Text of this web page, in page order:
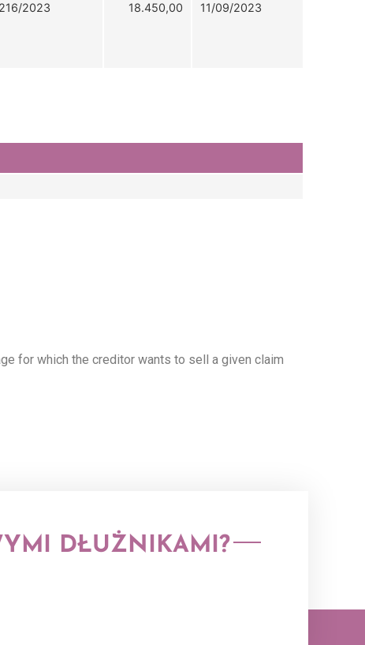
216/2023 18.450,00 11/09/2023
for which the creditor wants to sell a given claim
DŁUŻNIKAMI?